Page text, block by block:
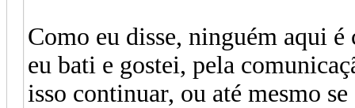
Como eu disse, ninguém aqui
eu bati e gostei, pela
isso continuar, ou até mesmo